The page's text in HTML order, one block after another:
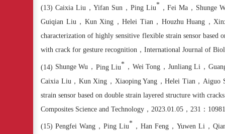
(13) Caixia Liu，Yifan Sun ， Ping Liu* ，Fei Ma ， Shunge
Guiqian Liu， Kun Xing ，Helei Tian， Houzhu Huang ，
characterization of highly sensitive flexible strain sensor based
with crack for gesture recognition ， International Journal of
(14) Shunge Wu ， Ping Liu* ， Wei Tong ， Junliang Li ，
Caixia Liu ， Kun Xing ， Xiaoping Yang ，Helei Tian ， Aiguo
strain sensor based on double strain layered structure with
Composites Science and Technology ， 2023.01.05 ， 231 ：
(15) Pengfei Wang， Ping Liu* ， Han Feng， Yuwen Li ，